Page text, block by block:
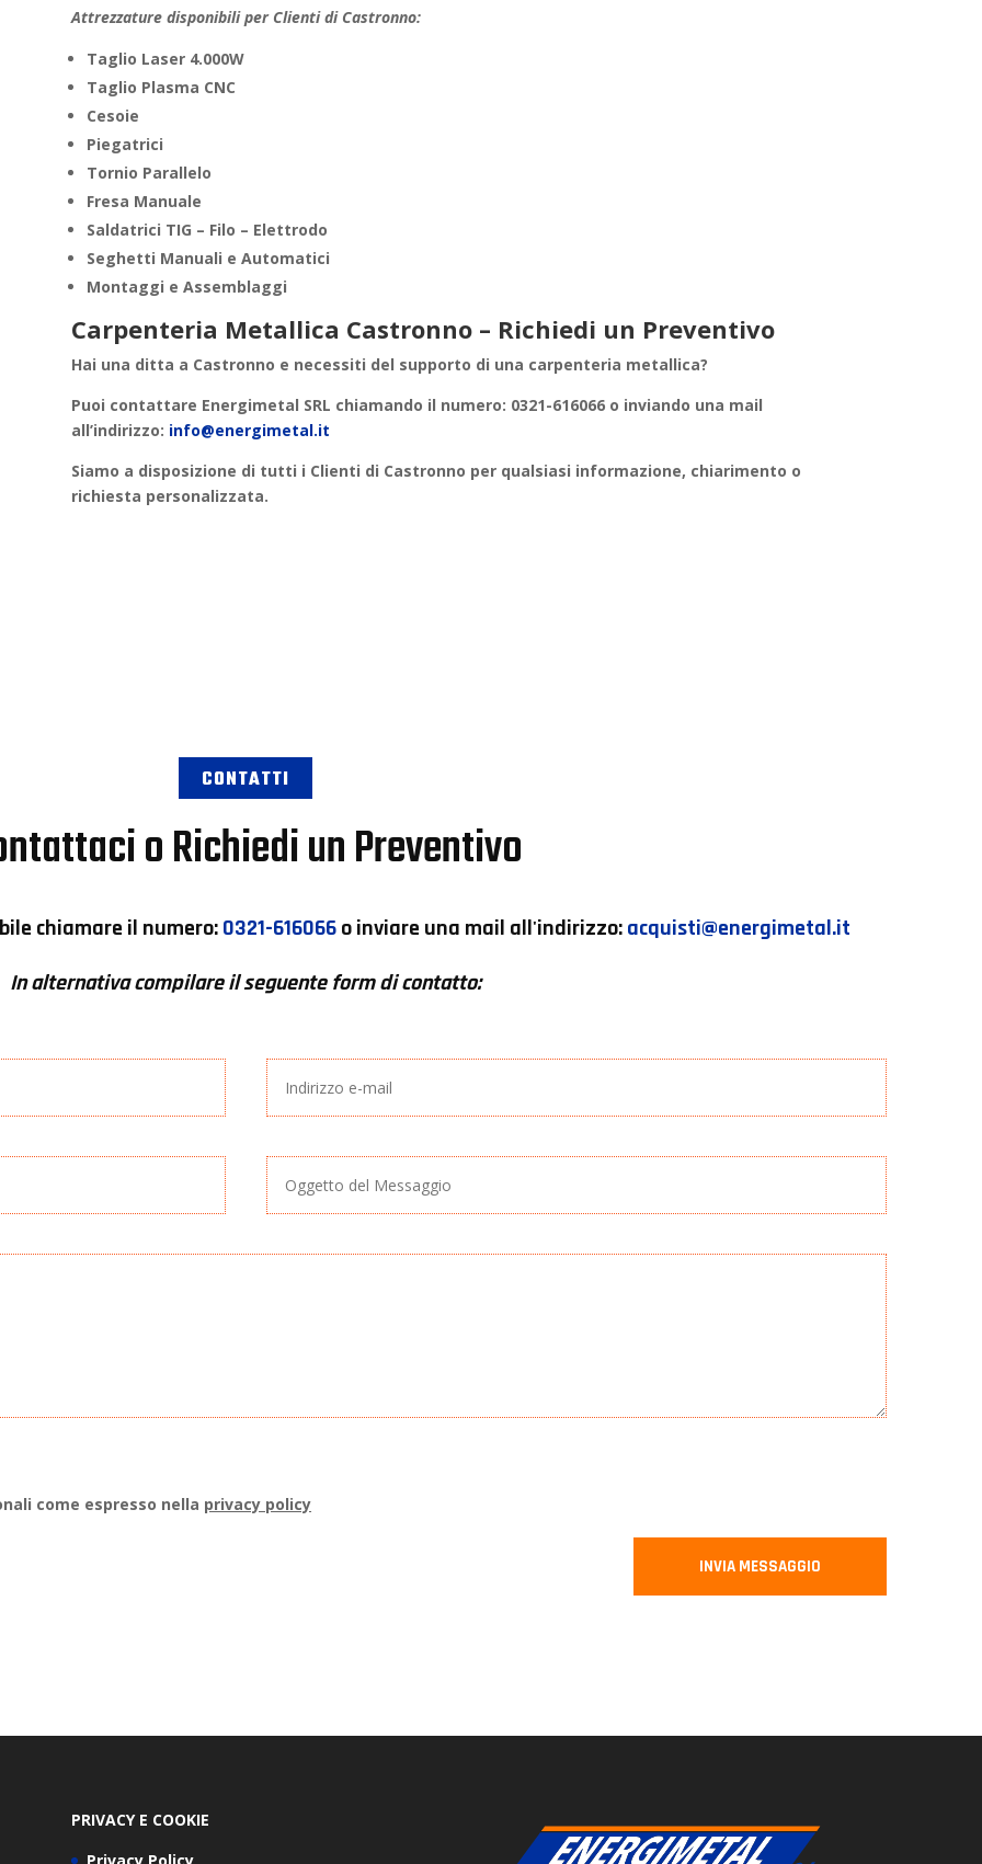
Attrezzature disponibili per Clienti di Castronno:
Taglio Laser 4.000W
Taglio Plasma CNC
Cesoie
Piegatrici
Tornio Parallelo
Fresa Manuale
Saldatrici TIG – Filo – Elettrodo
Seghetti Manuali e Automatici
Montaggi e Assemblaggi
Carpenteria Metallica Castronno – Richiedi un Preventivo
Hai una ditta a Castronno e necessiti del supporto di una carpenteria metallica?
Puoi contattare Energimetal SRL chiamando il numero: 0321-616066 o inviando una mail
all’indirizzo: info@energimetal.it
Siamo a disposizione di tutti i Clienti di Castronno per qualsiasi informazione, chiarimento o
richiesta personalizzata.
CONTATTI
o Richiedi un Preventivo
chiamare il numero:0321-616066o inviare una mail all'indirizzo:acquisti@energimetal.it
In alternativa compilare il seguente form di contatto:
come espresso nella privacy policy
INVIA MESSAGGIO
PRIVACY E COOKIE
Privacy Policy